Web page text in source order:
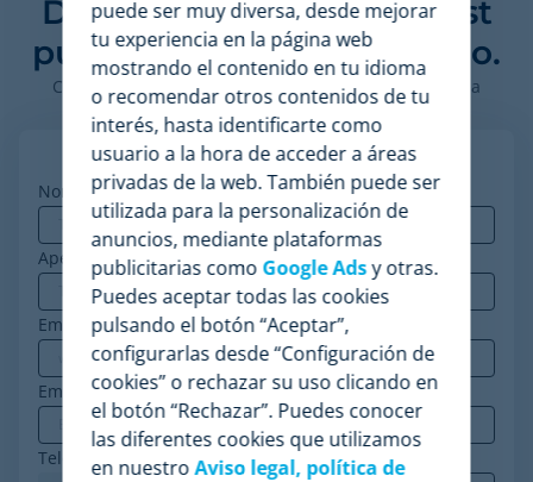
Descubre cómo Minderest
puede impulsar tu negocio.
Contacta con nuestros expertos en pricing para ver la
plataforma en acción.
Nombre*
Apellidos
Email corporativo *
Empresa*
Teléfono
puede ser muy diversa, desde mejorar
tu experiencia en la página web
mostrando el contenido en tu idioma
o recomendar otros contenidos de tu
interés, hasta identificarte como
usuario a la hora de acceder a áreas
privadas de la web. También puede ser
utilizada para la personalización de
anuncios, mediante plataformas
publicitarias como Google Adsy otras.
Puedes aceptar todas las cookies
pulsando el botón “Aceptar”,
configurarlas desde “Configuración de
cookies” o rechazar su uso clicando en
el botón “Rechazar”. Puedes conocer
las diferentes cookies que utilizamos
en nuestroAviso legal, política de